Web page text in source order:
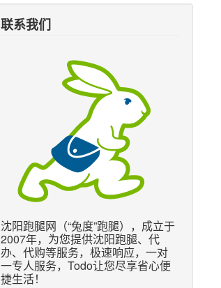
联系我们
沈阳跑腿网（“兔度”跑腿），成立于
2007年，为您提供沈阳跑腿、代
办、代购等服务，极速响应，一对
一专人服务，Todo让您尽享省心便
捷生活！